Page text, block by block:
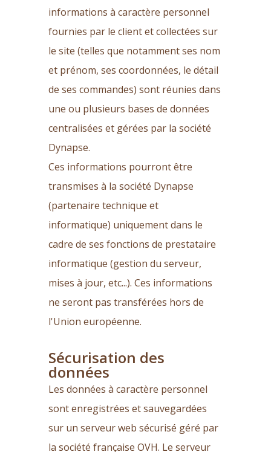
informations à caractère personnel
fournies par le client et collectées sur
le site (telles que notamment ses nom
et prénom, ses coordonnées, le détail
de ses commandes) sont réunies dans
une ou plusieurs bases de données
centralisées et gérées par la société
Dynapse.
Ces informations pourront être
transmises à la société Dynapse
(partenaire technique et
informatique) uniquement dans le
cadre de ses fonctions de prestataire
informatique (gestion du serveur,
mises à jour, etc...). Ces informations
ne seront pas transférées hors de
l'Union européenne.
Sécurisation des
données
Les données à caractère personnel
sont enregistrées et sauvegardées
sur un serveur web sécurisé géré par
la société française OVH. Le serveur